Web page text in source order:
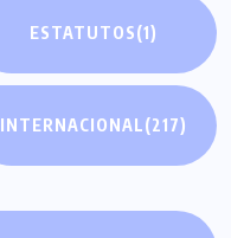
ESTATUTOS(1)
INTERNACIONAL(217)